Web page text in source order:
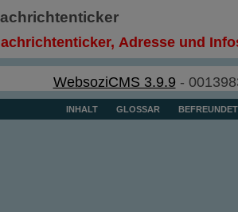
Adresse und
WebsoziCMS 3.9.9 -
INHALT GLOSSAR